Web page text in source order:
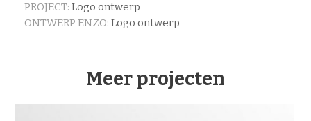
PROJECT: Logo ontwerp
ONTWERP ENZO: Logo ontwerp
Meer projecten